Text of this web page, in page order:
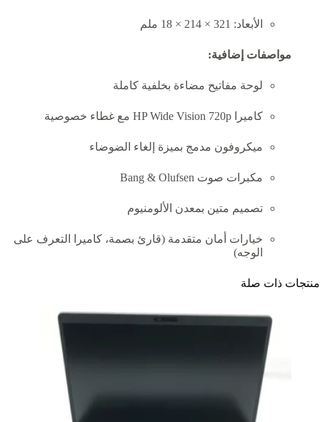
الأبعاد: 321 × 214 × 18 ملم
مواصفات إضافية:
لوحة مفاتيح مضاءة بخلفية كاملة
كاميرا HP Wide Vision 720p مع غطاء خصوصية
ميكروفون مدمج بميزة إلغاء الضوضاء
مكبرات صوت Bang & Olufsen
تصميم متين بمعدن الألومنيوم
خيارات أمان متقدمة (قارئ بصمة، كاميرا التعرف على
الوجه)
منتجات ذات صلة